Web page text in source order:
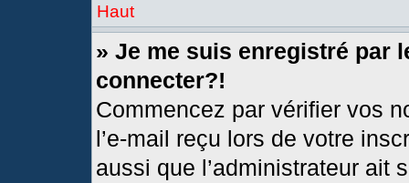
Haut
» Je me suis enregistré par
connecter?!
Commencez par vérifier vos
l’e-mail reçu lors de votre
aussi que l’administrateur ait